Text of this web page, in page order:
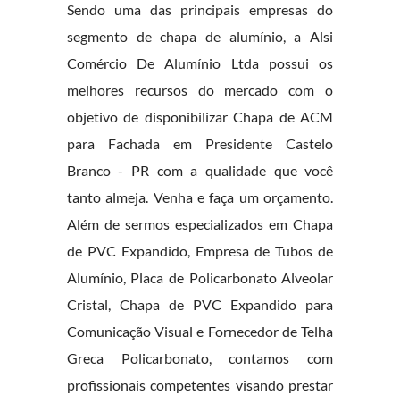
Sendo uma das principais empresas do
segmento de chapa de alumínio, a Alsi
Comércio De Alumínio Ltda possui os
melhores recursos do mercado com o
objetivo de disponibilizar Chapa de ACM
para Fachada em Presidente Castelo
Branco - PR com a qualidade que você
tanto almeja. Venha e faça um orçamento.
Além de sermos especializados em Chapa
de PVC Expandido, Empresa de Tubos de
Alumínio, Placa de Policarbonato Alveolar
Cristal, Chapa de PVC Expandido para
Comunicação Visual e Fornecedor de Telha
Greca Policarbonato, contamos com
profissionais competentes visando prestar